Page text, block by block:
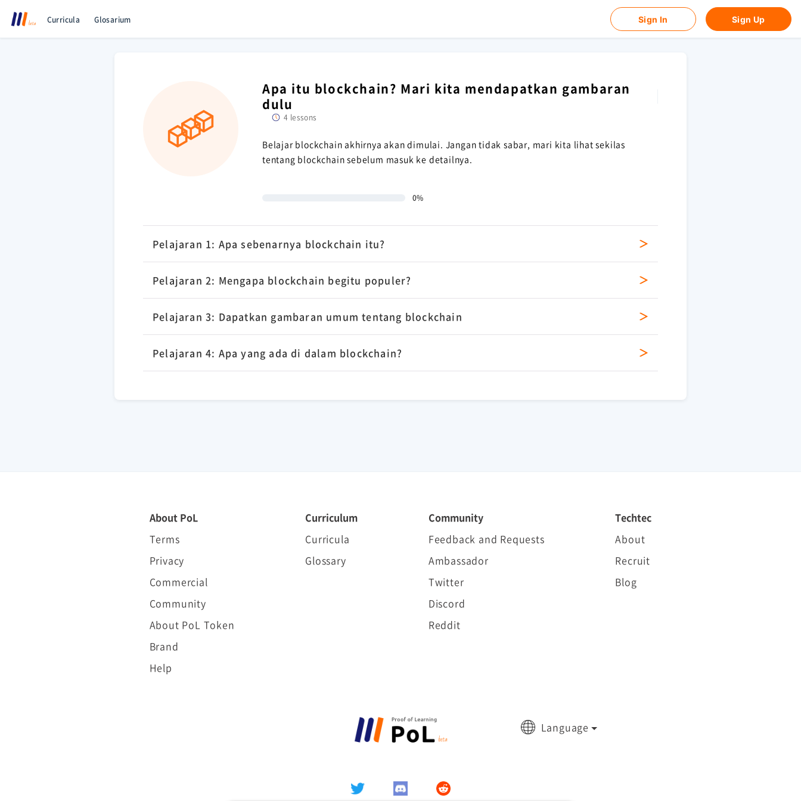
Curricula Glosarium Sign In Sign Up
Apa itu blockchain? Mari kita mendapatkan gambaran
dulu
4 lessons
Belajar blockchain akhirnya akan dimulai. Jangan tidak sabar, mari kita lihat sekilas
tentang blockchain sebelum masuk ke detailnya.
0%
Pelajaran 1: Apa sebenarnya blockchain itu?
Pelajaran 2: Mengapa blockchain begitu populer?
Pelajaran 3: Dapatkan gambaran umum tentang blockchain
Pelajaran 4: Apa yang ada di dalam blockchain?
About PoL
Terms
Privacy
Commercial
Community
About PoL Token
Brand
Help
Curriculum
Curricula
Glossary
Community
Feedback and Requests
Ambassador
Twitter
Discord
Reddit
Techtec
About
Recruit
Blog
Language